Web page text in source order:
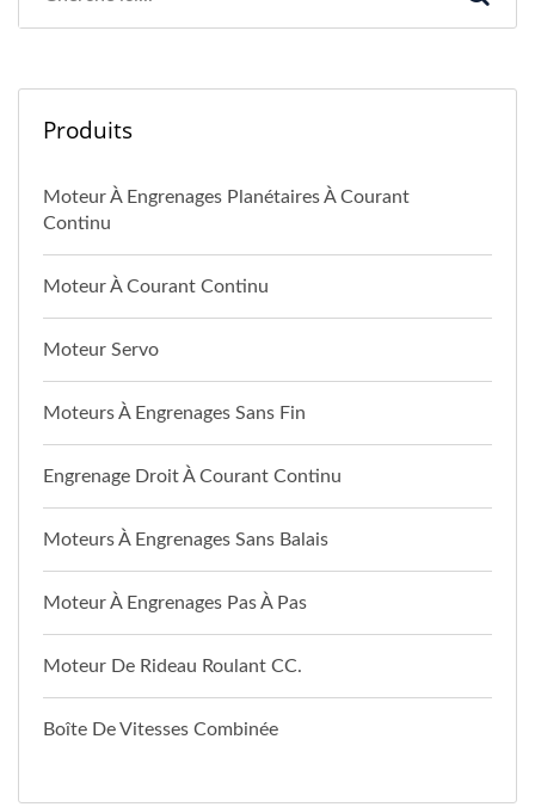
Produits
Moteur À Engrenages Planétaires À Courant
Continu
Moteur À Courant Continu
Moteur Servo
Moteurs À Engrenages Sans Fin
Engrenage Droit À Courant Continu
Moteurs À Engrenages Sans Balais
Moteur À Engrenages Pas À Pas
Moteur De Rideau Roulant CC.
Boîte De Vitesses Combinée